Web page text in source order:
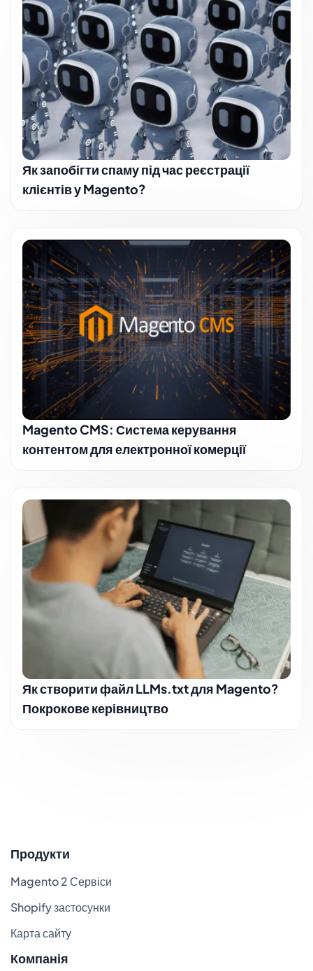
Як запобігти спаму під час реєстрації
клієнтів у Magento?
Magento CMS: Система керування
контентом для електронної комерції
Як створити файл LLMs.txt для Magento?
Покрокове керівництво
Продукти
Magento 2 Сервіси
Shopify застосунки
Карта сайту
Компанія